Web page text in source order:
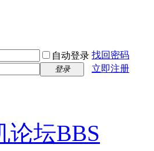
自动登录 找回密码
登录 立即注册
论坛BBS